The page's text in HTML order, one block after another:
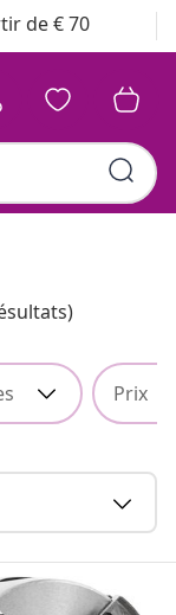
de € 70
Prix